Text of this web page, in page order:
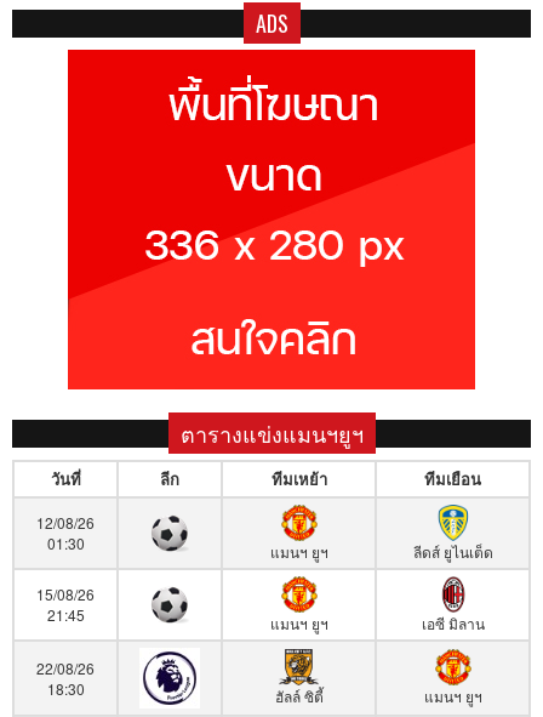
ADS
ตารางแข่งแมนฯยูฯ
วันที่ ลีก ทีมเหย้า ทีมเยือน
12/08/26
01:30
แมนฯ ยูฯ ลีดส์ ยูไนเต็ด
15/08/26
21:45
แมนฯ ยูฯ เอซี มิลาน
22/08/26
18:30
ฮัลล์ ซิตี้ แมนฯ ยูฯ